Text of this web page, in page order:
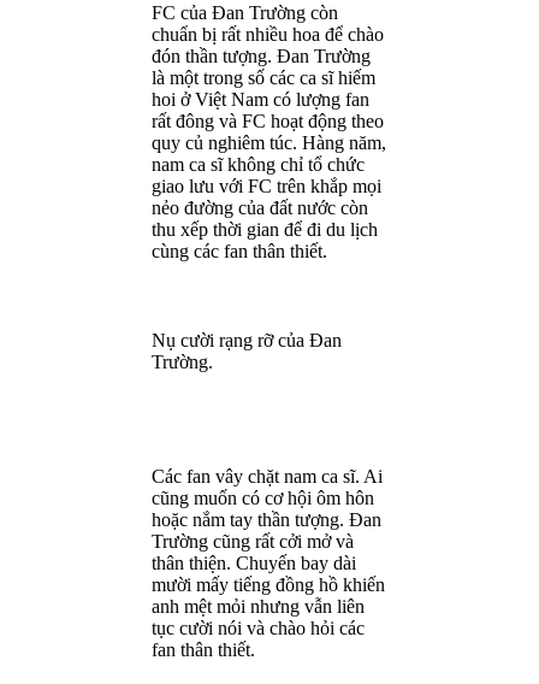
FC của Đan Trường còn
chuẩn bị rất nhiều hoa để chào
đón thần tượng. Đan Trường
là một trong số các ca sĩ hiếm
hoi ở Việt Nam có lượng fan
rất đông và FC hoạt động theo
quy củ nghiêm túc. Hàng năm,
nam ca sĩ không chỉ tổ chức
giao lưu với FC trên khắp mọi
nẻo đường của đất nước còn
thu xếp thời gian để đi du lịch
cùng các fan thân thiết.
Nụ cười rạng rỡ của Đan
Trường.
Các fan vây chặt nam ca sĩ. Ai
cũng muốn có cơ hội ôm hôn
hoặc nắm tay thần tượng. Đan
Trường cũng rất cởi mở và
thân thiện. Chuyến bay dài
mười mấy tiếng đồng hồ khiến
anh mệt mỏi nhưng vẫn liên
tục cười nói và chào hỏi các
fan thân thiết.